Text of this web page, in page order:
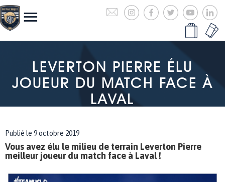
LEVERTON PIERRE ÉLU
JOUEUR DU MATCH FACE À
LAVAL
Publié le 9 octobre 2019
Vous avez élu le milieu de terrain Leverton Pierre
meilleur joueur du match face à Laval !